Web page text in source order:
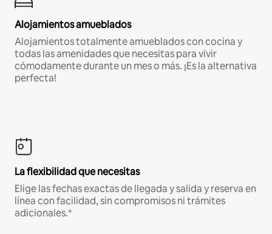
Alojamientos amueblados
Alojamientos totalmente amueblados con cocina y
todas las amenidades que necesitas para vivir
cómodamente durante un mes o más. ¡Es la alternativa
perfecta!
La flexibilidad que necesitas
Elige las fechas exactas de llegada y salida y reserva en
línea con facilidad, sin compromisos ni trámites
adicionales.*